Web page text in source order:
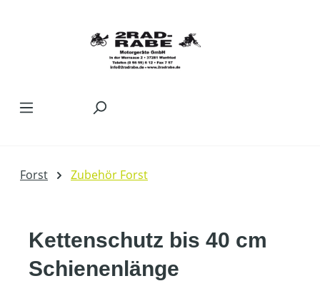
Forst Zubehör Forst
Kettenschutz bis 40 cm
Schienenlänge